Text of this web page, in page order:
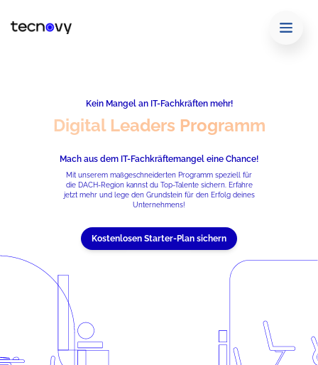
Kein Mangel an IT-Fachkräften mehr!
Digital Leaders Programm
Mach aus dem IT-Fachkräftemangel eine Chance!
Mit unserem maßgeschneiderten Programm speziell für
die DACH-Region kannst du Top-Talente sichern. Erfahre
jetzt mehr und lege den Grundstein für den Erfolg deines
Unternehmens!
Kostenlosen Starter-Plan sichern